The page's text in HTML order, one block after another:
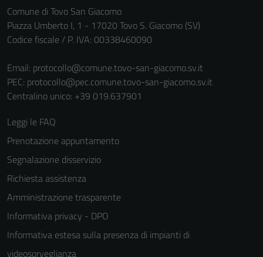
Comune di Tovo San Giacomo
Piazza Umberto I, 1 - 17020 Tovo S. Giacomo (SV)
Codice fiscale / P. IVA: 00338460090
Email: protocollo@comune.tovo-san-giacomo.sv.it
PEC: protocollo@pec.comune.tovo-san-giacomo.sv.it
Centralino unico: +39 019.637901
Leggi le FAQ
Prenotazione appuntamento
Segnalazione disservizio
Richiesta assistenza
Amministrazione trasparente
Informativa privacy - DPO
Informativa estesa sulla presenza di impianti di
videosorveglianza